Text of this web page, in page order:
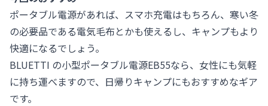
ポータブル電源があれば、スマホ充電はもちろん、寒い冬
の必要品である電気毛布とかも使えるし、キャンプもより
快適になるでしょう。
BLUETTI の小型ポータブル電源EB55なら、女性にも気軽
に持ち運べますので、日帰りキャンプにもおすすめなギア
です。